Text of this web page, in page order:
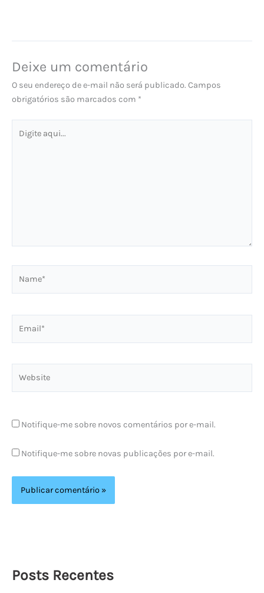
Deixe um comentário
O seu endereço de e-mail não será publicado. Campos
obrigatórios são marcados com *
aqui...
Notifique-me sobre novos comentários por e-mail.
Notifique-me sobre novas publicações por e-mail.
Posts Recentes